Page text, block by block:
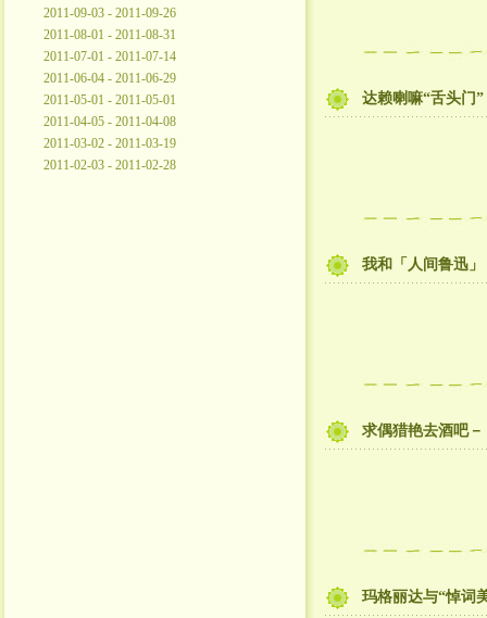
2011-09-03 - 2011-09-26
2011-08-01 - 2011-08-31
2011-07-01 - 2011-07-14
2011-06-04 - 2011-06-29
2011-05-01 - 2011-05-01
2011-04-05 - 2011-04-08
2011-03-02 - 2011-03-19
2011-02-03 - 2011-02-28
达赖喇嘛“舌头门
我和「人间鲁迅」
求偶猎艳去酒吧
玛格丽达与“悼词